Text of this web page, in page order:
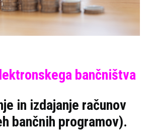
bančništva
in izdajanje računov
bančnih programov).